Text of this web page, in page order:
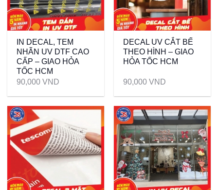
IN DECAL, TEM
NHÃN UV DTF CAO
CẤP – GIAO HỎA
TỐC HCM
90,000 VND
DECAL UV CẮT BẾ
THEO HÌNH – GIAO
HỎA TỐC HCM
90,000 VND